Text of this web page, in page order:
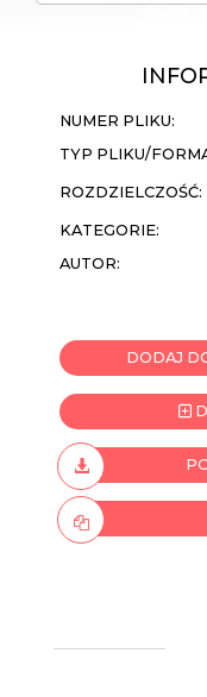
NUMER PLIKU:
TYP PLIKU/
ROZDZIELCZOŚĆ:
KATEGORIE:
AUTOR:
DODAJ